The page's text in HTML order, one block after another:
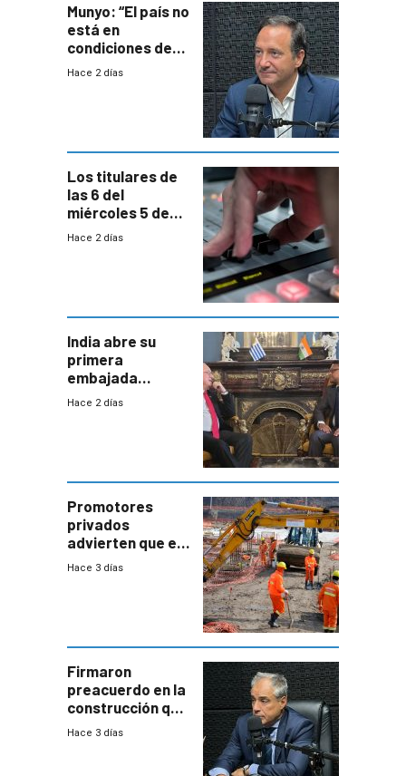
Munyo: “El país no
está en
condiciones de
enfrentar una
Hace 2 días
Los titulares de
las 6 del
miércoles 5 de
agosto de 2026
Hace 2 días
India abre su
primera
embajada
residente en
enorme
potencial
Hace 2 días
Promotores
privados
advierten que el
nuevo convenio
a revisar
proyectos
Hace 3 días
Firmaron
preacuerdo en la
construcción que
comprende
Hace 3 días